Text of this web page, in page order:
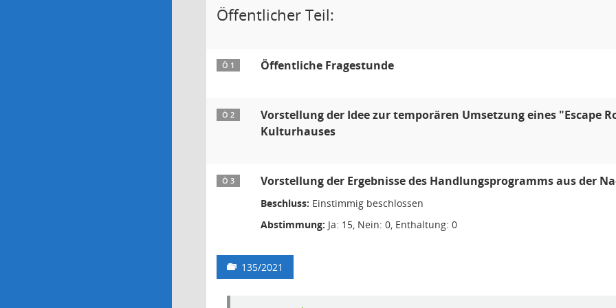
Öffentlicher Teil:
Ö 1 Öffentliche Fragestunde
Ö 2
Vorstellung der Idee zur temporären Umsetzung eines "Escape
Kulturhauses
Ö 3 Vorstellung der Ergebnisse des Handlungsprogramms aus der
Beschluss: Einstimmig beschlossen
Abstimmung: Ja: 15, Nein: 0, Enthaltung: 0
135/2021